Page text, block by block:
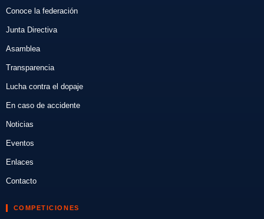
Conoce la federación
Junta Directiva
Asamblea
Transparencia
Lucha contra el dopaje
En caso de accidente
Noticias
Eventos
Enlaces
Contacto
COMPETICIONES